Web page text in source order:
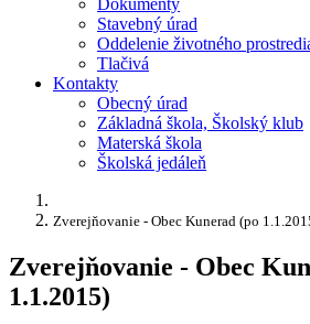
Stavebný úrad
Oddelenie životného
Tlačivá
Kontakty
Obecný úrad
Základná škola, Školský klub
Materská škola
Školská jedáleň
Zverejňovanie - Obec Kunerad (po
Zverejňovanie - Obec
1.1.2015)